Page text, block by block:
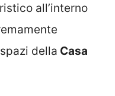
all’interno
della Casa